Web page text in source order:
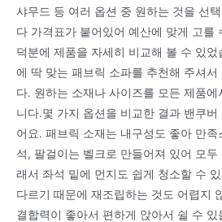
샤무드 등 여러 옵션 중 원하는 것을 선
다 가격표가 붙어있어 예산에 맞게 고를
덕분에 제품을 자세히 비교해 볼 수 있
에 딱 맞는 패브릭 소파를 추천해 주셔서
다. 원하는 소재나 사이즈를 모든 제품
니다.몇 가지 옵션을 비교한 결과 밴쿠
어요. 패브릭 소재는 내구성도 좋아 만
석, 팔걸이는 벨크로 만들어져 있어 모
래서 좌석 밑에 먼지도 쉽게 청소할 수
다르기 때문에 재조립하는 것도 어렵지
결합력이 좋아서 편하게 앉아서 쉴 수